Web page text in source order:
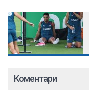
Коментари